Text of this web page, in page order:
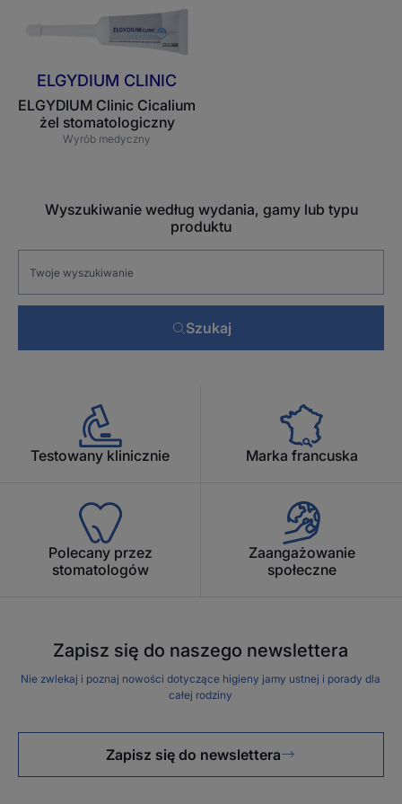
ELGYDIUM
Clinic
żel
stomatologiczny
ELGYDIUM CLINIC
ELGYDIUM Clinic Cicalium
żel stomatologiczny
Wyrób medyczny
Wyszukiwanie według wydania, gamy lub typu
produktu
Szukaj
Testowany klinicznie Marka francuska
Polecany przez
stomatologów
Zaangażowanie
społeczne
Zapisz się do naszego newslettera
Nie zwlekaj i poznaj nowości dotyczące higieny jamy ustnej i porady dla
całej rodziny
Zapisz się do newslettera